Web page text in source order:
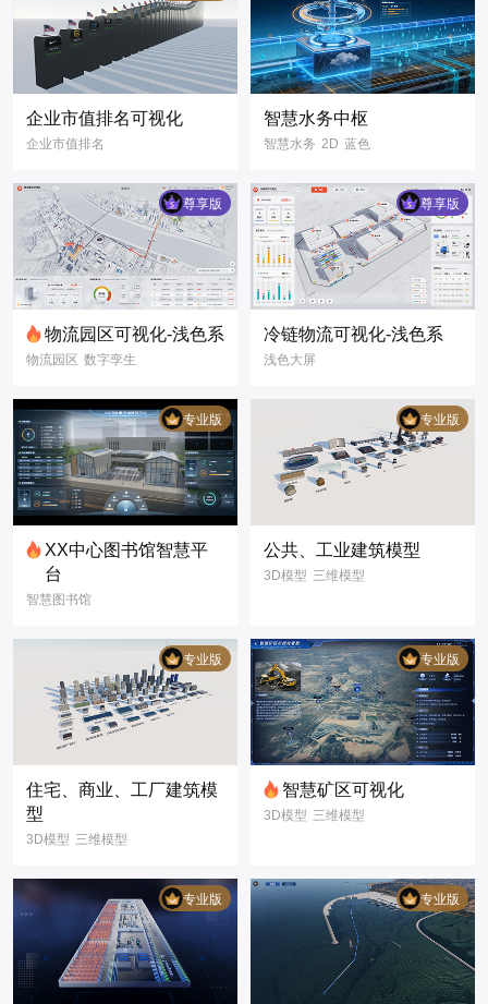
企业市值排名可视化
企业市值排名
市值 数字孪生 3D
三维模型 3D模型
3D可视化
智慧水务中枢
智慧水务 2D 蓝色
尊享版
物流园区可视化-浅色系
物流园区 数字孪生
浅色大屏
3D可视化
数据可视化
智慧园区
尊享版
冷链物流可视化-浅色系
浅色大屏
3D可视化
数据大屏
专业版
XX中心图书馆智慧平
台
智慧图书馆
专业版
公共、工业建筑模型
3D模型 三维模型
智慧城市
专业版
住宅、商业、工厂建筑模
型
3D模型 三维模型
专业版
智慧矿区可视化
3D模型 三维模型
可视化大屏
智慧矿区
煤矿矿场
煤场作业
专业版 专业版